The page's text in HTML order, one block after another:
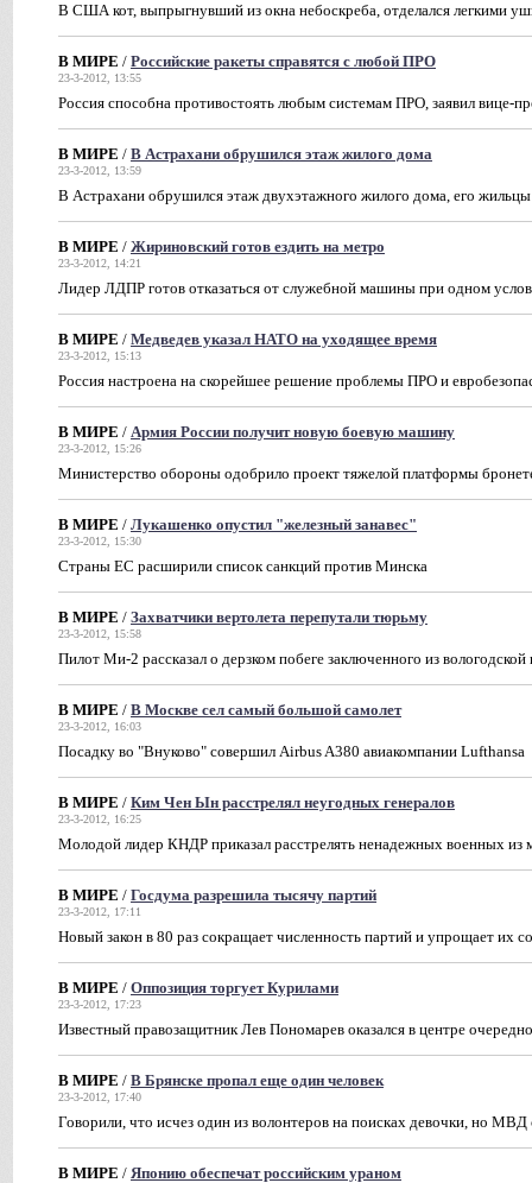
В США кот, выпрыгнувший из окна небоскреба, отделался легкими
В МИРЕ / Российские ракеты справятся с любой ПРО
23-3-2012, 13:55
Россия способна противостоять любым системам ПРО, заявил вице-
В МИРЕ / В Астрахани обрушился этаж жилого дома
23-3-2012, 13:59
В Астрахани обрушился этаж двухэтажного жилого дома, его
В МИРЕ / Жириновский готов ездить на метро
23-3-2012, 14:21
Лидер ЛДПР готов отказаться от служебной машины при одном
В МИРЕ / Медведев указал НАТО на уходящее время
23-3-2012, 15:13
Россия настроена на скорейшее решение проблемы ПРО и
В МИРЕ / Армия России получит новую боевую машину
23-3-2012, 15:26
Министерство обороны одобрило проект тяжелой платформы
В МИРЕ / Лукашенко опустил "железный занавес"
23-3-2012, 15:30
Страны ЕС расширили список санкций против Минска
В МИРЕ / Захватчики вертолета перепутали тюрьму
23-3-2012, 15:58
Пилот Ми-2 рассказал о дерзком побеге заключенного из вологодской
В МИРЕ / В Москве сел самый большой самолет
23-3-2012, 16:03
Посадку во "Внуково" совершил Airbus A380 авиакомпании Lufthansa
В МИРЕ / Ким Чен Ын расстрелял неугодных генералов
23-3-2012, 16:25
Молодой лидер КНДР приказал расстрелять ненадежных военных из
В МИРЕ / Госдума разрешила тысячу партий
23-3-2012, 17:11
Новый закон в 80 раз сокращает численность партий и упрощает их
В МИРЕ / Оппозиция торгует Курилами
23-3-2012, 17:23
Известный правозащитник Лев Пономарев оказался в центре
В МИРЕ / В Брянске пропал еще один человек
23-3-2012, 17:40
Говорили, что исчез один из волонтеров на поисках девочки, но МВД
В МИРЕ / Японию обеспечат российским ураном